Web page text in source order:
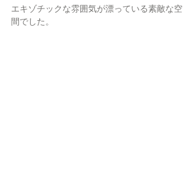
エキゾチックな雰囲気が漂っている素敵な空
間でした。